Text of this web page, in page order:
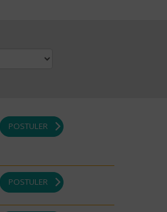
POSTULER
POSTULER